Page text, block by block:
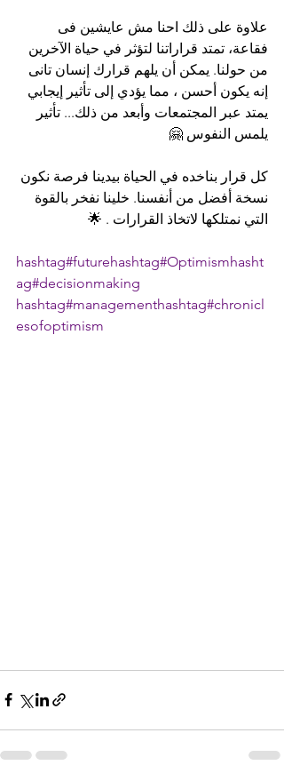
علاوة على ذلك احنا مش عايشين فى
فقاعة، تمتد قراراتنا لتؤثر في حياة الآخرين
من حولنا. يمكن أن يلهم قرارك إنسان تانى
إنه يكون أحسن ، مما يؤدي إلى تأثير إيجابي
يمتد عبر المجتمعات وأبعد من ذلك... تأثير
يلمس النفوس 🤗
كل قرار بناخده في الحياة بيدينا فرصة نكون
نسخة أفضل من أنفسنا. خلينا نفخر بالقوة
التي نمتلكها لاتخاذ القرارات . 🌟
hashtag#futurehashtag#Optimismhasht
ag#decisionmaking
hashtag#managementhashtag#chronicl
esofoptimism